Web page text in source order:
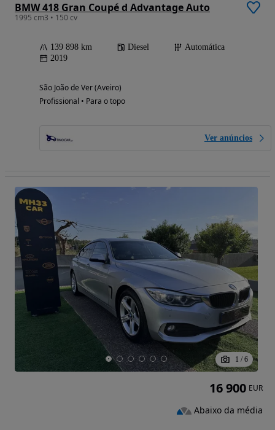
BMW 418 Gran Coupé d Advantage Auto
1995 cm3 • 150 cv
139 898 km Diesel
Automática
2019
São João de Ver (Aveiro)
Profissional • Para o topo
Ver anúncios
1 / 6
16 900 EUR
Abaixo da média